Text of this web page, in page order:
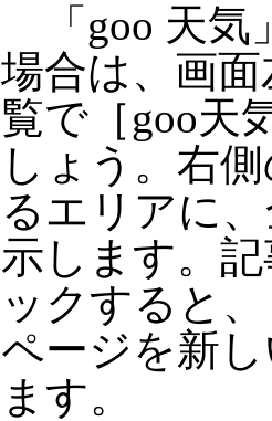
「goo 天気
場合は、画
覧で［goo天
しょう。右
るエリアに
示します。
ックすると
ページを新
ます。